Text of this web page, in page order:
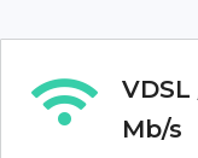
Mb/s